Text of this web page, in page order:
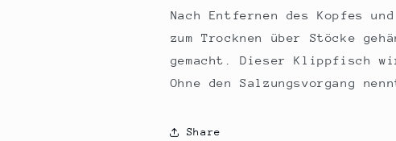
Nach Entfernen des Kopfes
zum Trocknen über Stöcke
gemacht. Dieser Klippfisch
Ohne den Salzungsvorgang
Share